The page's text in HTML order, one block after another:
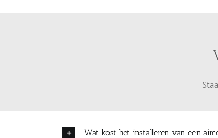
Wat kost het installeren van een